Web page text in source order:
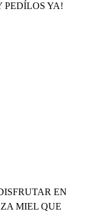
PEDÍLOS YA!
EN
MIEL QUE